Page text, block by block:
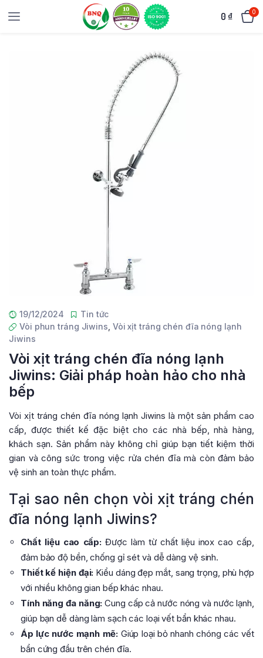
0 ₫ 0
19/12/2024
Tin tức
Vòi phun tráng Jiwins Vòi xịt tráng chén đĩa nóng lạnh
Jiwins
Vòi xịt tráng chén đĩa nóng lạnh
Jiwins: Giải pháp hoàn hảo cho nhà
bếp
Vòi xịt tráng chén đĩa nóng lạnh Jiwins là một sản phẩm cao
cấp, được thiết kế đặc biệt cho các nhà bếp, nhà hàng,
khách sạn. Sản phẩm này không chỉ giúp bạn tiết kiệm thời
gian và công sức trong việc rửa chén đĩa mà còn đảm bảo
vệ sinh an toàn thực phẩm.
Tại sao nên chọn vòi xịt tráng chén
đĩa nóng lạnh Jiwins?
Chất liệu cao cấp: Được làm từ chất liệu inox cao cấp,
đảm bảo độ bền, chống gỉ sét và dễ dàng vệ sinh.
Thiết kế hiện đại: Kiểu dáng đẹp mắt, sang trọng, phù hợp
với nhiều không gian bếp khác nhau.
Tính năng đa năng: Cung cấp cả nước nóng và nước lạnh,
giúp bạn dễ dàng làm sạch các loại vết bẩn khác nhau.
Áp lực nước mạnh mẽ: Giúp loại bỏ nhanh chóng các vết
bẩn cứng đầu trên chén đĩa.